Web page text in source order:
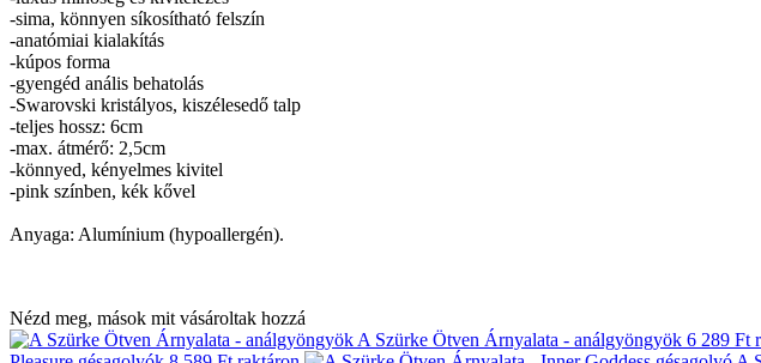
-sima, könnyen síkosítható felszín
-anatómiai kialakítás
-kúpos forma
-gyengéd anális behatolás
-Swarovski kristályos, kiszélesedő talp
-teljes hossz: 6cm
-max. átmérő: 2,5cm
-könnyed, kényelmes kivitel
-pink színben, kék kővel
Anyaga: Alumínium (hypoallergén).
Nézd meg, mások mit vásároltak hozzá
A Szürke Ötven Árnyalata - análgyöngyök 6 289 Ft